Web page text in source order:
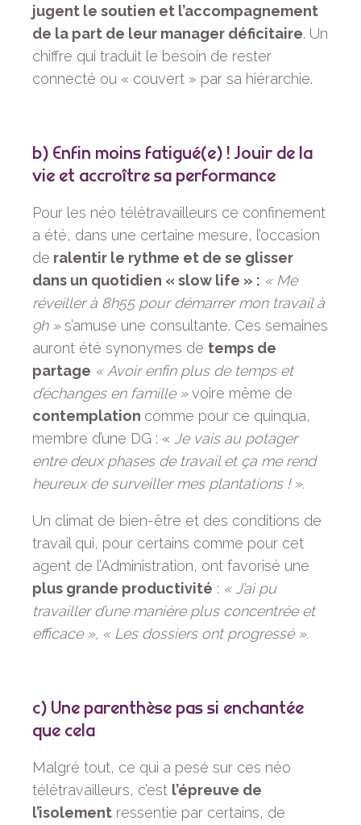
jugent le soutien et l’accompagnement
de la part de leur manager déficitaire. Un
chiffre qui traduit le besoin de rester
connecté ou « couvert » par sa hiérarchie.
b) Enfin moins fatigué(e) ! Jouir de la
vie et accroître sa performance
Pour les néo télétravailleurs ce confinement
a été, dans une certaine mesure, l’occasion
de ralentir le rythme et de se glisser
dans un quotidien « slow life » : « Me
réveiller à 8h55 pour démarrer mon travail à
9h »s’amuse une consultante. Ces semaines
auront été synonymes de temps de
partage « Avoir enfin plus de temps et
d’échanges en famille »voire même de
contemplation comme pour ce quinqua,
membre d’une DG : « Je vais au potager
entre deux phases de travail et ça me rend
heureux de surveiller mes plantations ! ».
Un climat de bien-être et des conditions de
travail qui, pour certains comme pour cet
agent de l’Administration, ont favorisé une
plus grande productivité : « J’ai pu
travailler d’une manière plus concentrée et
efficace », « Les dossiers ont progressé ».
c) Une parenthèse pas si enchantée
que cela
Malgré tout, ce qui a pesé sur ces néo
télétravailleurs, c’est l’épreuve de
l’isolement ressentie par certains, de